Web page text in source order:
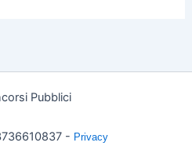
Pubblici
- Privacy